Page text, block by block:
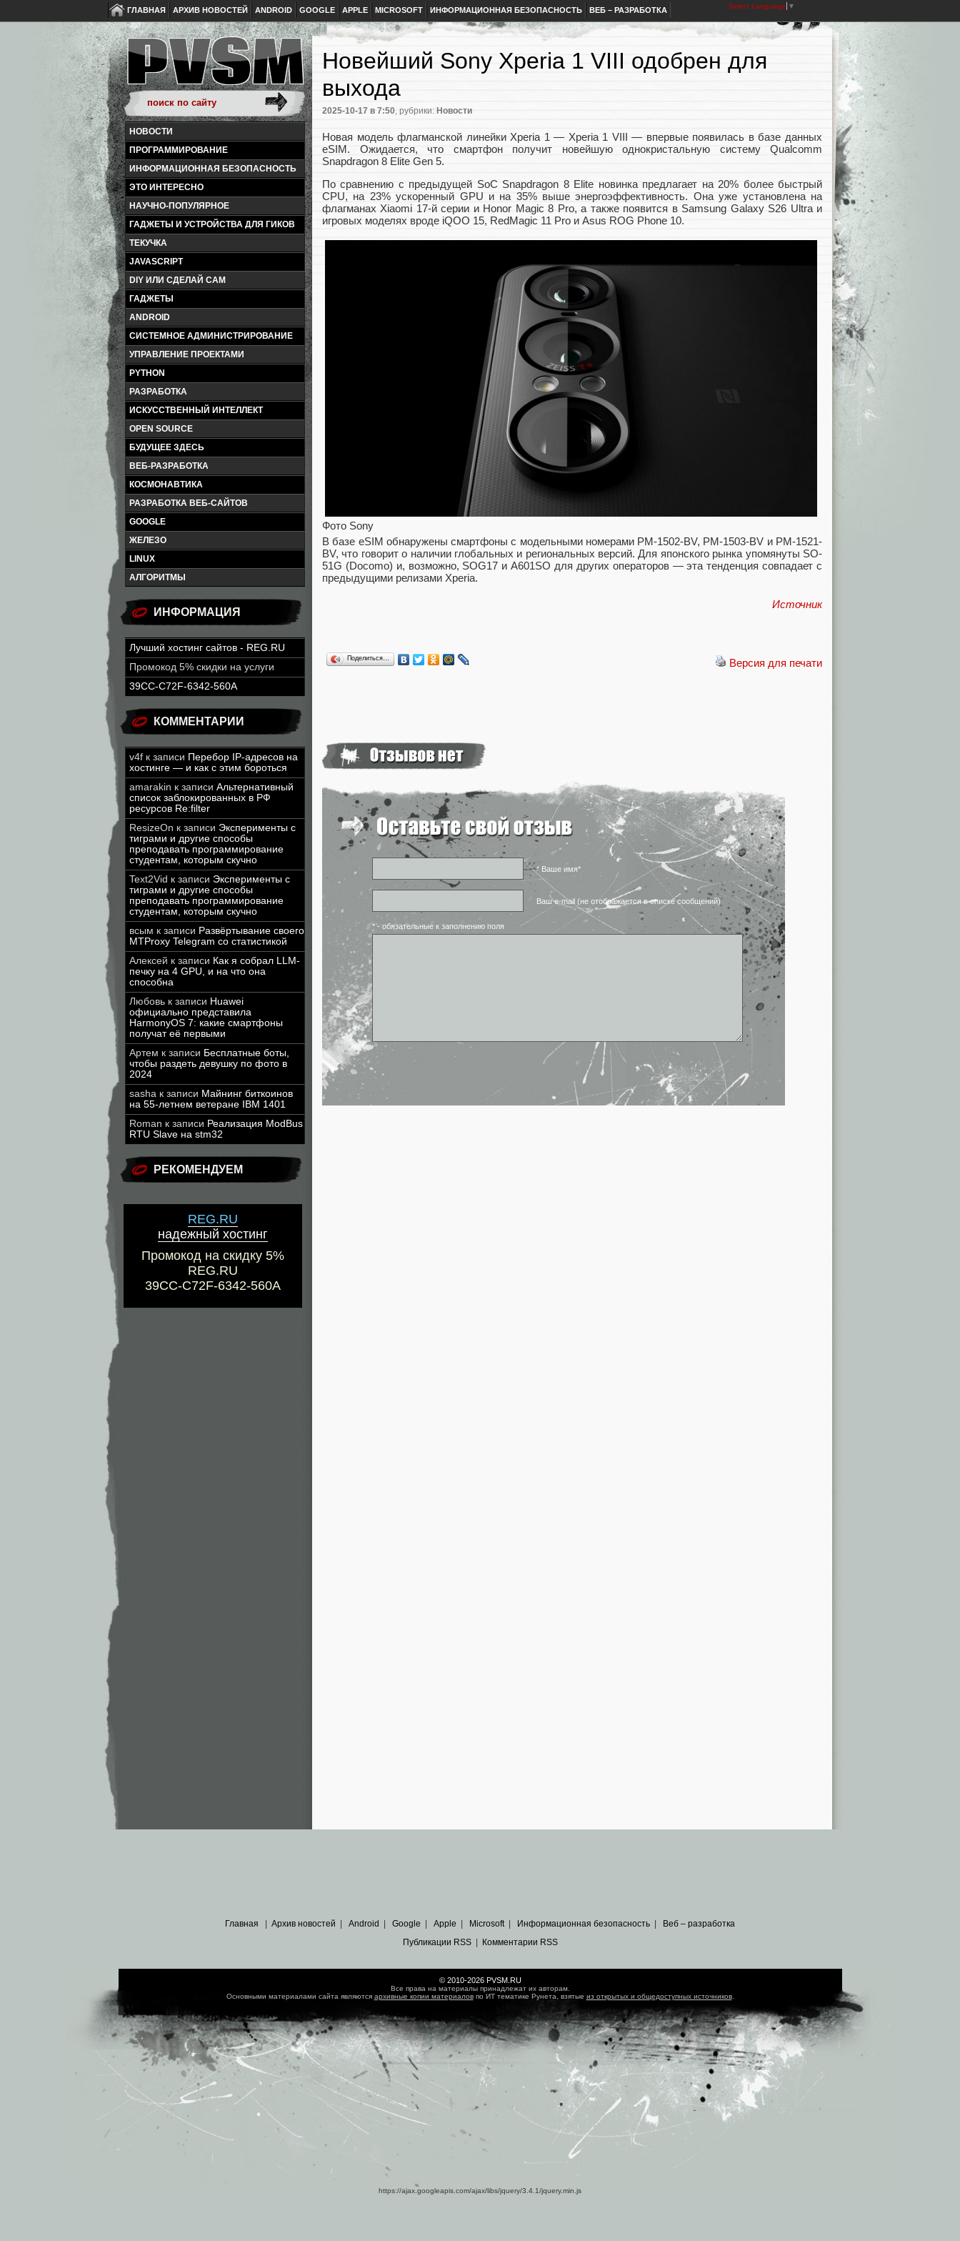
ГЛАВНАЯ АРХИВ НОВОСТЕЙ ANDROID GOOGLE APPLE MICROSOFT ИНФОРМАЦИОННАЯ БЕЗОПАСНОСТЬ ВЕБ – РАЗРАБОТКА Select Language ▼
НОВОСТИ
ПРОГРАММИРОВАНИЕ
ИНФОРМАЦИОННАЯ БЕЗОПАСНОСТЬ
ЭТО ИНТЕРЕСНО
НАУЧНО-ПОПУЛЯРНОЕ
ГАДЖЕТЫ И УСТРОЙСТВА ДЛЯ ГИКОВ
ТЕКУЧКА
JAVASCRIPT
DIY ИЛИ СДЕЛАЙ САМ
ГАДЖЕТЫ
ANDROID
СИСТЕМНОЕ АДМИНИСТРИРОВАНИЕ
УПРАВЛЕНИЕ ПРОЕКТАМИ
PYTHON
РАЗРАБОТКА
ИСКУССТВЕННЫЙ ИНТЕЛЛЕКТ
OPEN SOURCE
БУДУЩЕЕ ЗДЕСЬ
ВЕБ-РАЗРАБОТКА
КОСМОНАВТИКА
РАЗРАБОТКА ВЕБ-САЙТОВ
GOOGLE
ЖЕЛЕЗО
LINUX
АЛГОРИТМЫ
ИНФОРМАЦИЯ
Лучший хостинг сайтов - REG.RU
Промокод 5% скидки на услуги
39CC-C72F-6342-560A
КОММЕНТАРИИ
v4f к записи Перебор IP-адресов на
хостинге — и как с этим бороться
amarakin к записи Альтернативный
список заблокированных в РФ
ресурсов Re:filter
ResizeOn к записи Эксперименты с
тиграми и другие способы
преподавать программирование
студентам, которым скучно
Text2Vid к записи Эксперименты с
тиграми и другие способы
преподавать программирование
студентам, которым скучно
всым к записи Развёртывание своего
MTProxy Telegram со статистикой
Алексей к записи Как я собрал LLM-
печку на 4 GPU, и на что она
способна
Любовь к записи Huawei
официально представила
HarmonyOS 7: какие смартфоны
получат её первыми
Артем к записи Бесплатные боты,
чтобы раздеть девушку по фото в
2024
sasha к записи Майнинг биткоинов
на 55-летнем ветеране IBM 1401
Roman к записи Реализация ModBus
RTU Slave на stm32
РЕКОМЕНДУЕМ
REG.RU
надежный хостинг
Промокод на скидку 5%
REG.RU
39CC-C72F-6342-560A
Новейший Sony Xperia 1 VIII одобрен для
выхода
2025-10-17 в 7:50, рубрики: Новости
Новая модель флагманской линейки Xperia 1 — Xperia 1 VIII — впервые появилась в базе данных
eSIM. Ожидается, что смартфон получит новейшую однокристальную систему Qualcomm
Snapdragon 8 Elite Gen 5.
По сравнению с предыдущей SoC Snapdragon 8 Elite новинка предлагает на 20% более быстрый
CPU, на 23% ускоренный GPU и на 35% выше энергоэффективность. Она уже установлена на
флагманах Xiaomi 17-й серии и Honor Magic 8 Pro, а также появится в Samsung Galaxy S26 Ultra и
игровых моделях вроде iQOO 15, RedMagic 11 Pro и Asus ROG Phone 10.
Фото Sony
В базе eSIM обнаружены смартфоны с модельными номерами PM-1502-BV, PM-1503-BV и PM-1521-
BV, что говорит о наличии глобальных и региональных версий. Для японского рынка упомянуты SO-
51G (Docomo) и, возможно, SOG17 и A601SO для других операторов — эта тенденция совпадает с
предыдущими релизами Xperia.
Источник
Версия для печати
Поделиться…
* Ваше имя*
Ваш e-mail (не отображается в списке сообщений)
* - обязательные к заполнению поля
Главная Архив новостей Android Google Apple Microsoft| Информационная безопасность
Веб – разработка
Публикации RSS| Комментарии RSS
© 2010-2026 PVSM.RU
Все права на материалы принадлежат их авторам.
Основными материалами сайта являются архивные копии материаловпо ИТ тематике Рунета, взятые из открытых и общедоступных источников.
https://ajax.googleapis.com/ajax/libs/jquery/3.4.1/jquery.min.js